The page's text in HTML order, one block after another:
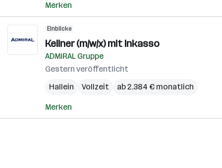
Merken
Einblicke
Kellner (m/w/x) mit Inkasso
ADMIRAL Gruppe
Gestern veröffentlicht
Hallein
Vollzeit ab 2.384 € monatlich
Merken